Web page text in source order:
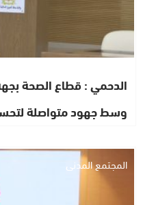
الدحمي : قطاع الصحة
وسط جهود متواصلة
المجتمع المدني